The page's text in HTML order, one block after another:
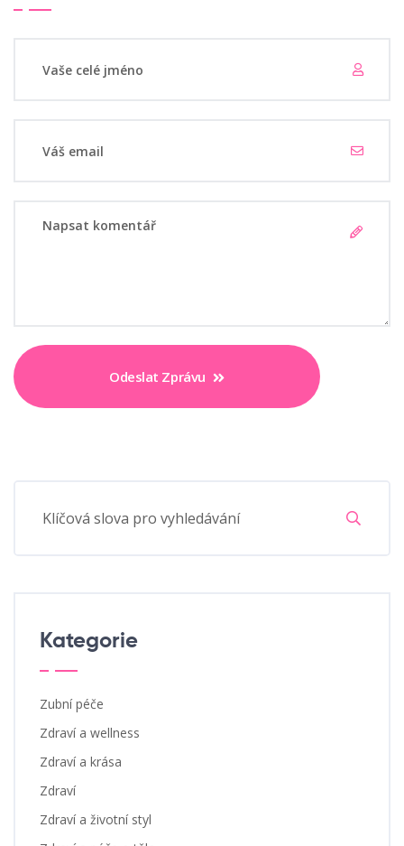
Odeslat Zprávu
Kategorie
Zubní péče
Zdraví a wellness
Zdraví a krása
Zdraví
Zdraví a životní styl